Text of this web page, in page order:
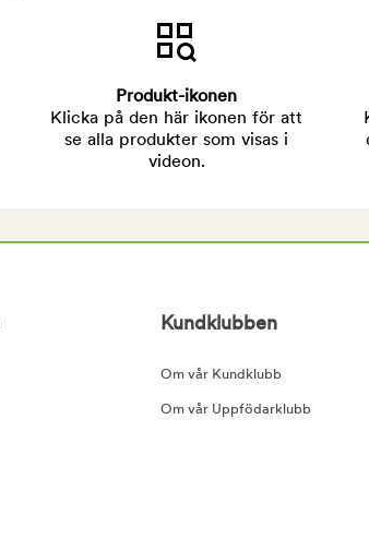
Produkt-ikonen
Klicka på den här ikonen för att
se alla produkter som visas i
videon.
Kundklubben
Om vår Kundklubb
Om vår Uppfödarklubb